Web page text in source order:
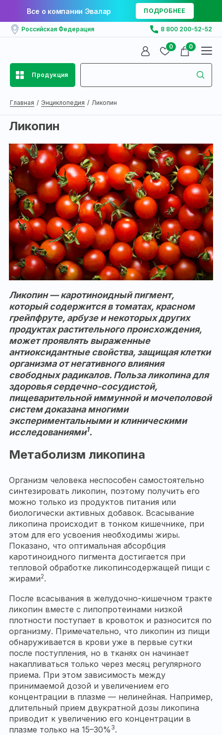
Все о компании Эвалар ПОДРОБНЕЕ
Российская Федерация 8 800 200-52-52
0 0
Продукция
Главная Энциклопедия Ликопин
Ликопин
Ликопин — каротиноидный пигмент,
который содержится в томатах, красном
грейпфруте, арбузе и некоторых других
продуктах растительного происхождения,
может проявлять выраженные
антиоксидантные свойства, защищая клетки
организма от негативного влияния
свободных радикалов. Польза ликопина для
здоровья сердечно-сосудистой,
пищеварительной иммунной и мочеполовой
систем доказана многими
экспериментальными и клиническими
исследованиями1.
Метаболизм ликопина
Организм человека неспособен самостоятельно
синтезировать ликопин, поэтому получить его
можно только из продуктов питания или
биологически активных добавок. Всасывание
ликопина происходит в тонком кишечнике, при
этом для его усвоения необходимы жиры.
Показано, что оптимальная абсорбция
каротиноидного пигмента достигается при
тепловой обработке ликопинсодержащей пищи с
жирами2.
После всасывания в желудочно-кишечном тракте
ликопин вместе с липопротеинами низкой
плотности поступает в кровоток и разносится по
организму. Примечательно, что ликопин из пищи
обнаруживается в крови уже в первые сутки
после поступления, но в тканях он начинает
накапливаться только через месяц регулярного
приема. При этом зависимость между
принимаемой дозой и увеличением его
концентрации в плазме — нелинейная. Например,
длительный прием двукратной дозы ликопина
приводит к увеличению его концентрации в
плазме только на 15–30% 3.